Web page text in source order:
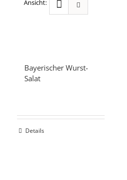
Bayerischer Wurst-
Salat
Details